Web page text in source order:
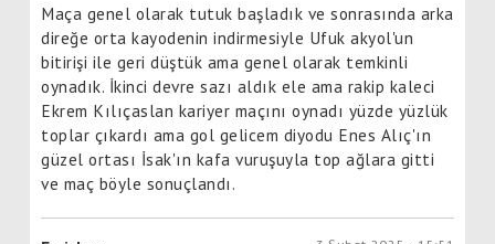
Maça genel olarak tutuk başladık ve sonrasında arka
direğe orta kayodenin indirmesiyle Ufuk akyol'un
bitirişi ile geri düştük ama genel olarak temkinli
oynadık. İkinci devre sazı aldık ele ama rakip kaleci
Ekrem Kılıçaslan kariyer maçını oynadı yüzde yüzlük
toplar çıkardı ama gol gelicem diyodu Enes Alıç'ın
güzel ortası İsak'ın kafa vuruşuyla top ağlara gitti
ve maç böyle sonuçlandı.